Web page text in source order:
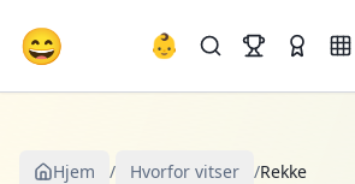
😄 👶
Hjem / Hvorfor vitser /Rekke